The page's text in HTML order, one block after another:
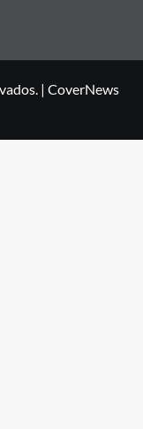
| CoverNews